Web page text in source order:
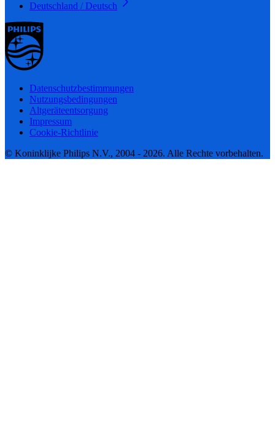
Deutschland / Deutsch
Datenschutzbestimmungen
Nutzungsbedingungen
Altgeräteentsorgung
Impressum
Cookie-Richtlinie
© Koninklijke Philips N.V., 2004 - 2026. Alle Rechte vorbehalten.